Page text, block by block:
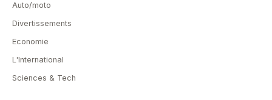
Auto/moto
Divertissements
Economie
L'International
Sciences & Tech